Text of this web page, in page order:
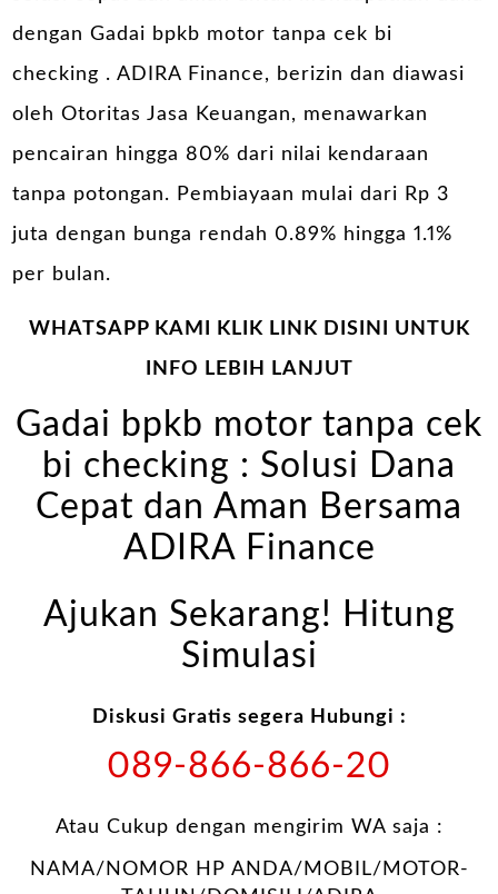
dengan Gadai bpkb motor tanpa cek bi
checking . ADIRA Finance, berizin dan diawasi
oleh Otoritas Jasa Keuangan, menawarkan
pencairan hingga 80% dari nilai kendaraan
tanpa potongan. Pembiayaan mulai dari Rp 3
juta dengan bunga rendah 0.89% hingga 1.1%
per bulan.
WHATSAPP KAMI KLIK LINK DISINI UNTUK
INFO LEBIH LANJUT
Gadai bpkb motor tanpa cek
bi checking : Solusi Dana
Cepat dan Aman Bersama
ADIRA Finance
Ajukan Sekarang! Hitung
Simulasi
Diskusi Gratis segera Hubungi :
089-866-866-20
Atau Cukup dengan mengirim WA saja :
NAMA/NOMOR HP ANDA/MOBIL/MOTOR-